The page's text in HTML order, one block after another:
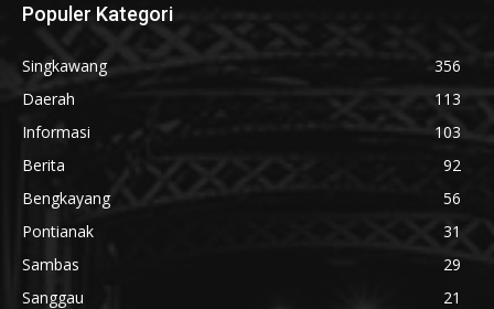
Populer Kategori
Singkawang
356
Daerah
113
Informasi
103
Berita
92
Bengkayang
56
Pontianak
31
Sambas
29
Sanggau
21